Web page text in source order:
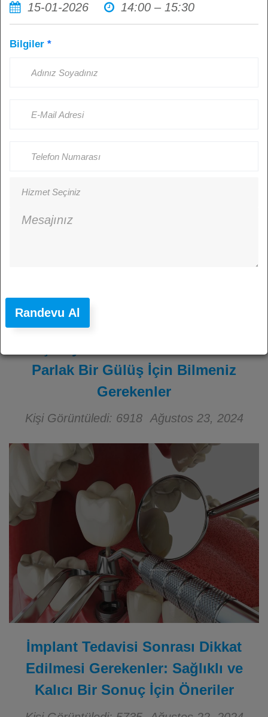
İmplant Tedavisi Sonrası Ağız
Hijyenine Dikkat Etmemenin
Sonuçları: Sağlıklı İmplantlar İçin
Kişi Görüntüledi: 4518
Parlak Bir Gülüş İçin Bilmeniz
Gerekenler
Kişi Görüntüledi: 6918 Ağustos 23, 2024
İmplant Tedavisi Sonrası Dikkat
Edilmesi Gerekenler: Sağlıklı ve
Kalıcı Bir Sonuç İçin Öneriler
15-01-2026 14:00 – 15:30
Bilgiler *
Randevu Al